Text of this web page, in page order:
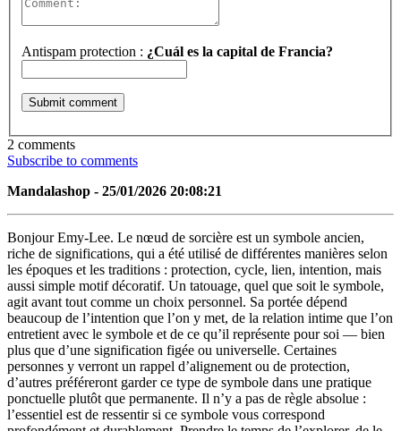
Antispam protection : ¿Cuál es la capital de Francia?
2 comments
Subscribe to comments
Mandalashop - 25/01/2026 20:08:21
Bonjour Emy-Lee. Le nœud de sorcière est un symbole ancien,
riche de significations, qui a été utilisé de différentes manières selon
les époques et les traditions : protection, cycle, lien, intention, mais
aussi simple motif décoratif. Un tatouage, quel que soit le symbole,
agit avant tout comme un choix personnel. Sa portée dépend
beaucoup de l’intention que l’on y met, de la relation intime que l’on
entretient avec le symbole et de ce qu’il représente pour soi — bien
plus que d’une signification figée ou universelle. Certaines
personnes y verront un rappel d’alignement ou de protection,
d’autres préféreront garder ce type de symbole dans une pratique
ponctuelle plutôt que permanente. Il n’y a pas de règle absolue :
l’essentiel est de ressentir si ce symbole vous correspond